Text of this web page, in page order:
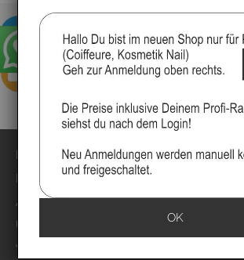
Impressum
Kontakt
Anmelden
Über uns
Video`s
OK